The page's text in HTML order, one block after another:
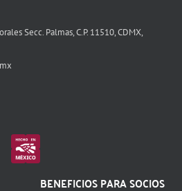
Secc. Palmas, C.P. 11510, CDMX,
BENEFICIOS PARA SOCIOS